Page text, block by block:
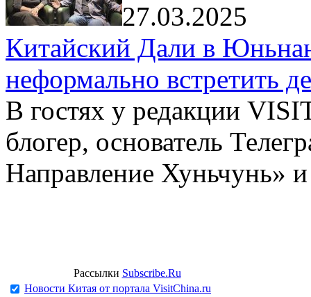
27.03.2025
Китайский Дали в
неформально встретить
В гостях у редакции
блогер, основатель
Направление Хуньчунь»
Рассылки Subscribe.Ru
Новости Китая от портала VisitChina.ru